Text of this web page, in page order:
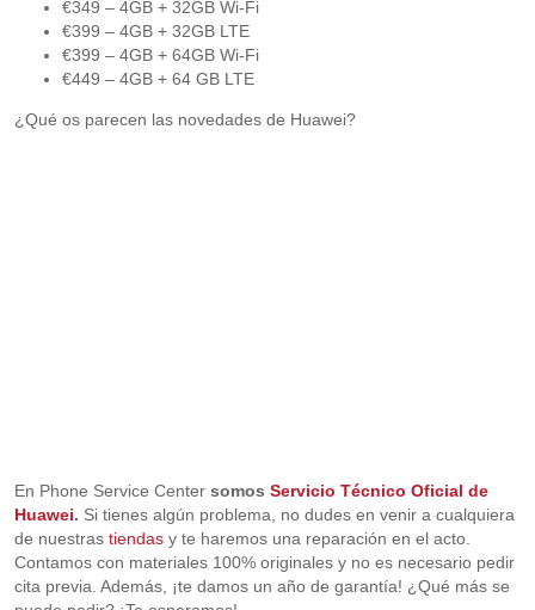
€349 – 4GB + 32GB Wi-Fi
€399 – 4GB + 32GB LTE
€399 – 4GB + 64GB Wi-Fi
€449 – 4GB + 64 GB LTE
¿Qué os parecen las novedades de Huawei?
En Phone Service Center somos Servicio Técnico Oficial de
Huawei. Si tienes algún problema, no dudes en venir a cualquiera
de nuestras tiendasy te haremos una reparación en el acto.
Contamos con materiales 100% originales y no es necesario pedir
cita previa. Además, ¡te damos un año de garantía! ¿Qué más se